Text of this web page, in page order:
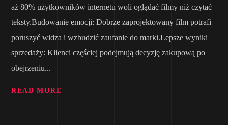
aż 80% użytkowników internetu woli oglądać filmy niż czytać
teksty.Budowanie emocji: Dobrze zaprojektowany film potrafi
poruszyć widza i wzbudzić zaufanie do marki.Lepsze wyniki
sprzedaży: Klienci częściej podejmują decyzję zakupową po
obejrzeniu...
READ MORE